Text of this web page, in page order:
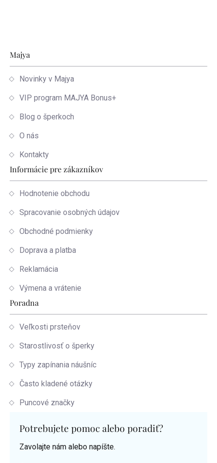
Zápätie
Majya
Novinky v Majya
VIP program MAJYA Bonus+
Blog o šperkoch
O nás
Kontakty
Informácie pre zákazníkov
Hodnotenie obchodu
Spracovanie osobných údajov
Obchodné podmienky
Doprava a platba
Reklamácia
Výmena a vrátenie
Poradna
Veľkosti prsteňov
Starostlivosť o šperky
Typy zapínania náušníc
Často kladené otázky
Puncové značky
Potrebujete pomoc alebo poradiť?
Zavolajte nám alebo napíšte.